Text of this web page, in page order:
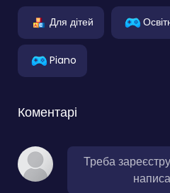
Для дітей
Piano
Коментарі
Треба